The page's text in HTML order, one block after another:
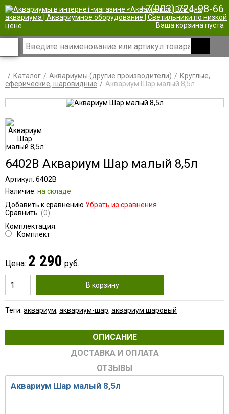
| +7(903) 724-98-66
Ваша корзина пуста
Каталог Аквариумы (другие производители)
Круглые,
сферические, шаровидные
Аквариум Шар малый 8,5л
6402B Аквариум Шар малый 8,5л
Артикул: 6402B
Наличие: на складе
Добавить к сравнению Убрать из сравнения
Сравнить (0)
Комплектация:
Комплект
Цена: 2 290 руб.
В корзину
Теги: аквариум, аквариум-шар, аквариум шаровый
ОПИСАНИЕ
ДОСТАВКА И ОПЛАТА
ОТЗЫВЫ
Аквариум Шар малый 8,5л